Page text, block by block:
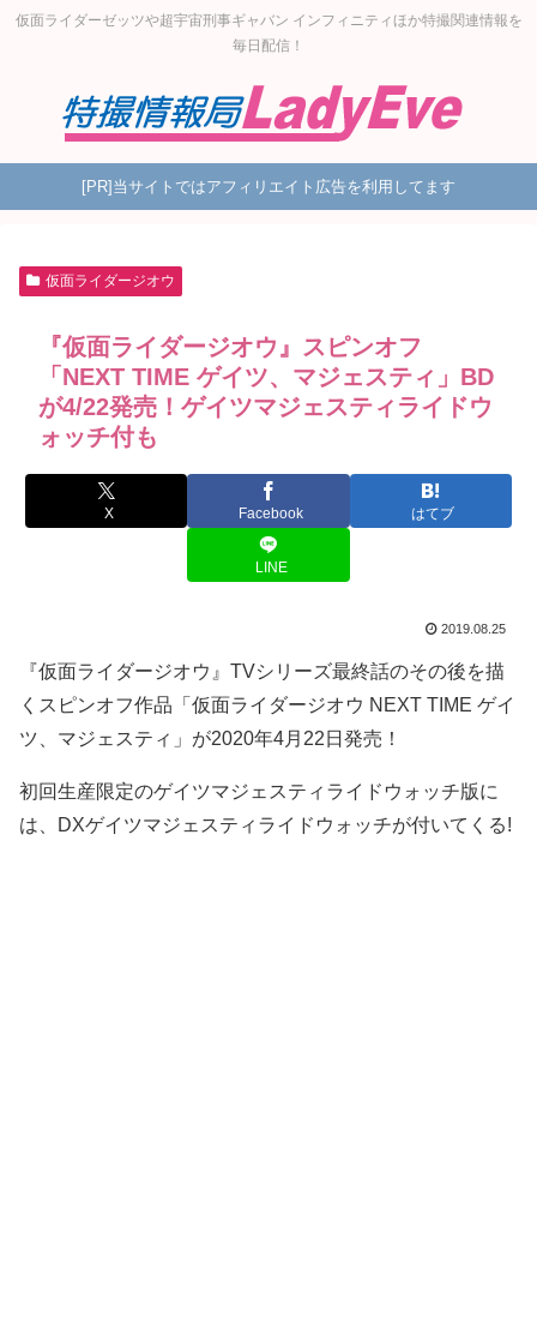
仮面ライダーゼッツや超宇宙刑事ギャバン インフィニティほか特撮関連情報を
毎日配信！
[PR]当サイトではアフィリエイト広告を利用してます
仮面ライダージオウ
『仮面ライダージオウ』スピンオフ
「NEXT TIME ゲイツ、マジェスティ」BD
が4/22発売！ゲイツマジェスティライドウ
ォッチ付も
X Facebook はてブ
LINE
2019.08.25
『仮面ライダージオウ』TVシリーズ最終話のその後を描
くスピンオフ作品「仮面ライダージオウ NEXT TIME ゲイ
ツ、マジェスティ」が2020年4月22日発売！
初回生産限定のゲイツマジェスティライドウォッチ版に
は、DXゲイツマジェスティライドウォッチが付いてくる!